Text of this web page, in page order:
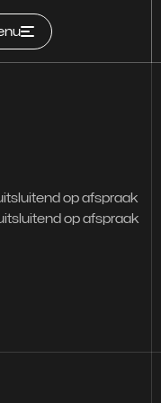
op afspraak
op afspraak